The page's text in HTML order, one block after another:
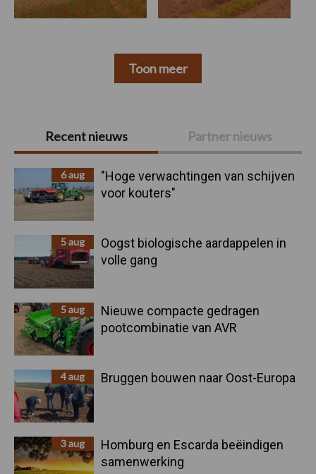
Primaire
Sidebar
Recent nieuws Partner nieuws
6 aug
"Hoge verwachtingen van schijven
voor kouters"
5 aug
Oogst biologische aardappelen in
volle gang
5 aug
Nieuwe compacte gedragen
pootcombinatie van AVR
4 aug Bruggen bouwen naar Oost-Europa
3 aug
Homburg en Escarda beëindigen
samenwerking
Toon meer